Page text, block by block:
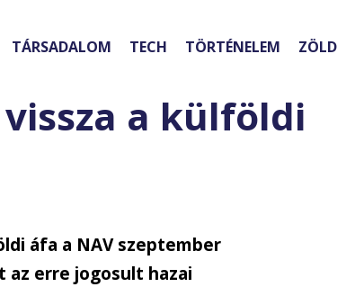
TÁRSADALOM TECH TÖRTÉNELEM ZÖLD
a külföldi
áfa a NAVszeptember
erre jogosult hazai